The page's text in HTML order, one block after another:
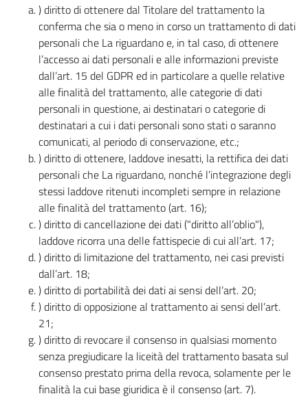
) diritto di ottenere dal Titolare del trattamento la
conferma che sia o meno in corso un trattamento di dati
personali che La riguardano e, in tal caso, di ottenere
l’accesso ai dati personali e alle informazioni previste
dall’art. 15 del GDPR ed in particolare a quelle relative
alle finalità del trattamento, alle categorie di dati
personali in questione, ai destinatari o categorie di
destinatari a cui i dati personali sono stati o saranno
comunicati, al periodo di conservazione, etc.;
) diritto di ottenere, laddove inesatti, la rettifica dei dati
personali che La riguardano, nonché l’integrazione degli
stessi laddove ritenuti incompleti sempre in relazione
alle finalità del trattamento (art. 16);
) diritto di cancellazione dei dati ("diritto all’oblio"),
laddove ricorra una delle fattispecie di cui all’art. 17;
) diritto di limitazione del trattamento, nei casi previsti
dall’art. 18;
) diritto di portabilità dei dati ai sensi dell’art. 20;
) diritto di opposizione al trattamento ai sensi dell’art.
21;
) diritto di revocare il consenso in qualsiasi momento
senza pregiudicare la liceità del trattamento basata sul
consenso prestato prima della revoca, solamente per le
finalità la cui base giuridica è il consenso (art. 7).